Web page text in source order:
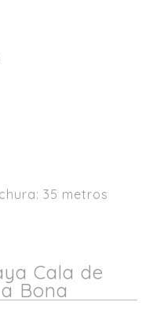
35 metros
Cala de
Bona